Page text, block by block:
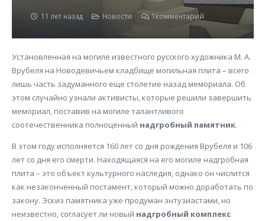
11 лет назад Новости 1 комментарий
Установленная на могиле известного русского художника М. А.
Врубеля на Новодевичьем кладбище могильная плита – всего
лишь часть задуманного еще столетие назад мемориала. Об
этом случайно узнали активисты, которые решили завершить
мемориал, поставив на могиле талантливого
соотечественника полноценный надгробный памятник.
В этом году исполняется 160 лет со дня рождения Врубеля и 106
лет со дня его смерти. Находящаяся на его могиле надгробная
плита – это объект культурного наследия, однако он числится
как незаконченный постамент, который можно доработать по
закону. Эскиз памятника уже продуман энтузиастами, но
неизвестно, согласует ли новый надгробный комплекс